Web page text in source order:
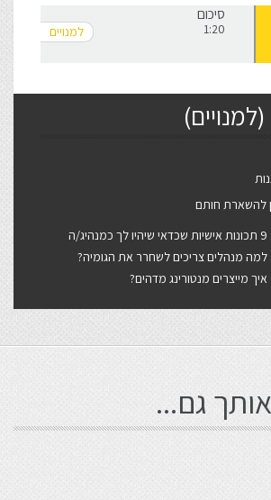
סיכום
1:20
להשארת חותם
למה מנהלים צריכים לשחרר את הגומיה?
איך מייצרים מנטורינג מדהים?
אותך גם...